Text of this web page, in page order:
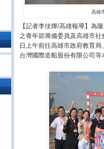
高雄
【記者李佳燁/高雄報導】為
之青年節籌備委員及高雄市
日上午前往高雄市政府教育
台灣國際造船股份有限公司等